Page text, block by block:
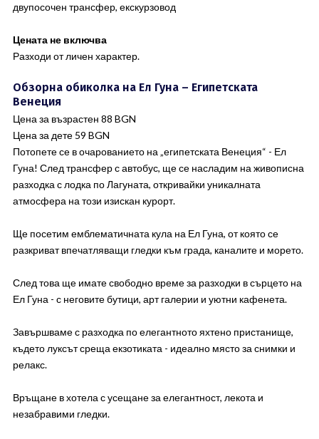
двупосочен трансфер, екскурзовод
Цената не включва
Разходи от личен характер.
Обзорна обиколка на Ел Гуна – Египетската
Венеция
Цена за възрастен 88 BGN
Цена за дете 59 BGN
Потопете се в очарованието на „египетската Венеция“ - Ел
Гуна! След трансфер с автобус, ще се насладим на живописна
разходка с лодка по Лагуната, откривайки уникалната
атмосфера на този изискан курорт.
Ще посетим емблематичната кула на Ел Гуна, от която се
разкриват впечатляващи гледки към града, каналите и морето.
След това ще имате свободно време за разходки в сърцето на
Ел Гуна - с неговите бутици, арт галерии и уютни кафенета.
Завършваме с разходка по елегантното яхтено пристанище,
където луксът среща екзотиката - идеално място за снимки и
релакс.
Връщане в хотела с усещане за елегантност, лекота и
незабравими гледки.